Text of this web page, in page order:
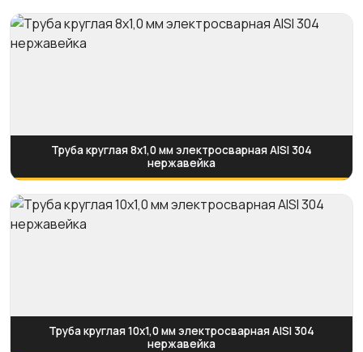
Труба круглая 8х1,0 мм электросварная AISI 304
нержавейка
Труба круглая 10х1,0 мм электросварная AISI 304
нержавейка